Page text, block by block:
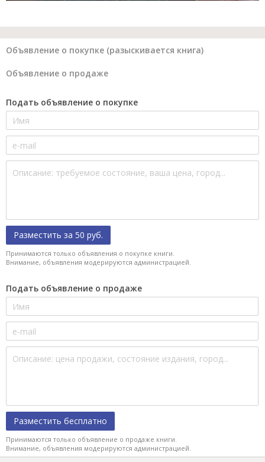
Объявление о покупке (разыскивается книга)
Объявление о продаже
Подать объявление о покупке
Разместить за 50 руб.
Принимаются только объявления о покупке книги.
Внимание, объявления модерируются администрацией.
Подать объявление о продаже
Разместить бесплатно
Принимаются только объявление о продаже книги.
Внимание, объявления модерируются администрацией.